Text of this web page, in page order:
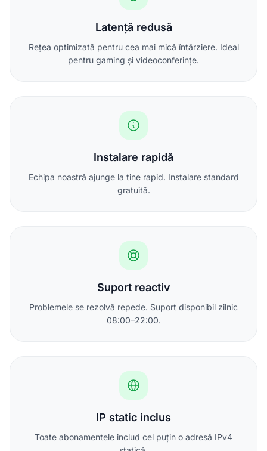
Latență redusă
Rețea optimizată pentru cea mai mică întârziere. Ideal
pentru gaming și videoconferințe.
Instalare rapidă
Echipa noastră ajunge la tine rapid. Instalare standard
gratuită.
Suport reactiv
Problemele se rezolvă repede. Suport disponibil zilnic
08:00–22:00.
IP static inclus
Toate abonamentele includ cel puțin o adresă IPv4